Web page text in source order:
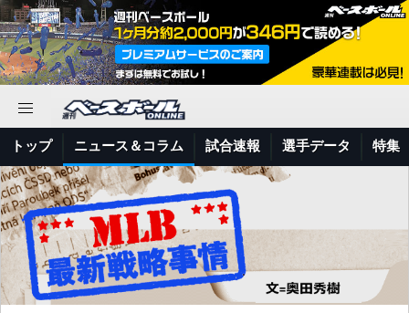
トップ ニュース＆コラム 試合速報 選手データ 特集